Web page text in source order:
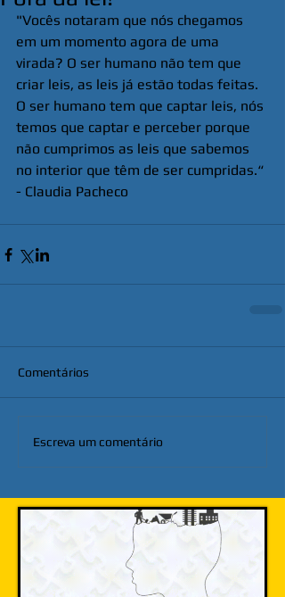
"Vocês notaram que nós chegamos
em um momento agora de uma
virada? O ser humano não tem que
criar leis, as leis já estão todas feitas.
O ser humano tem que captar leis, nós
temos que captar e perceber porque
não cumprimos as leis que sabemos
no interior que têm de ser cumpridas.“
- Claudia Pacheco
Comentários
Escreva um comentário